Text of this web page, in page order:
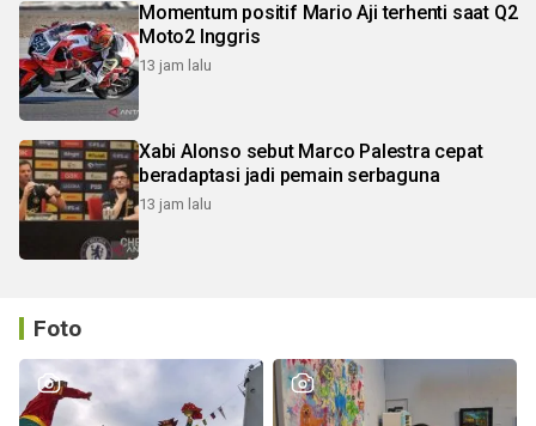
Momentum positif Mario Aji terhenti saat Q2
Moto2 Inggris
13 jam lalu
Xabi Alonso sebut Marco Palestra cepat
beradaptasi jadi pemain serbaguna
13 jam lalu
Foto